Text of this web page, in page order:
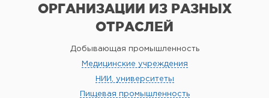
ОРГАНИЗАЦИИ ИЗ РАЗНЫХ
ОТРАСЛЕЙ
Добывающая промышленность
Медицинские учреждения
НИИ, университеты
Пищевая промышленность